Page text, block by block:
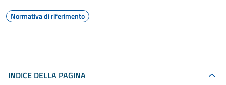
Normativa di riferimento
INDICE DELLA PAGINA